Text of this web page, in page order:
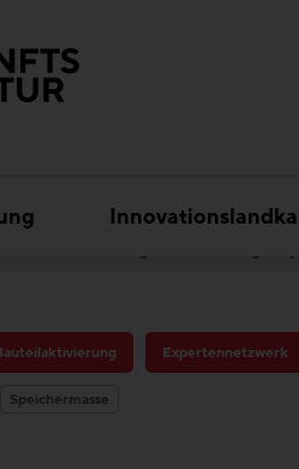
Expertennetzwerk
Speichermasse